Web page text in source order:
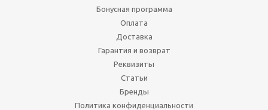
Бонусная программа
Оплата
Доставка
Гарантия и возврат
Реквизиты
Статьи
Бренды
Политика конфиденциальности